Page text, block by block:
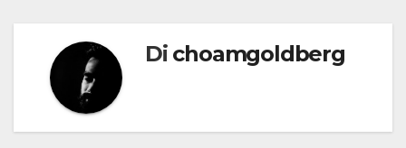
Di choamgoldberg